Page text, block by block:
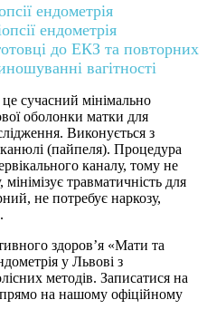
ендометрія
ендометрія
до ЕКЗ та повторних
вагітності
сучасний мінімально
оболонки матки для
Виконується з
(пайпеля). Процедура
каналу, тому не
травматичність для
не потребує наркозу,
здоров’я «Мати та
у Львові з
методів. Записатися на
на нашому офіційному